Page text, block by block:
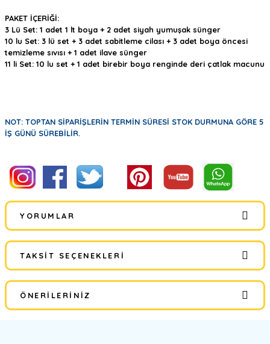
PAKET İÇERİĞİ:
3 Lü Set: 1 adet 1 lt boya + 2 adet siyah yumuşak sünger
10 lu Set: 3 lü set + 3 adet sabitleme cilası + 3 adet boya öncesi
temizleme sıvısı + 1 adet ilave sünger
11 li Set: 10 lu set + 1 adet birebir boya renginde deri çatlak macunu
NOT: TOPTAN SİPARİŞLERİN TERMİN SÜRESİ STOK DURMUNA GÖRE 5
İŞ GÜNÜ SÜREBİLİR.
YORUMLAR
Bu ürüne ilk yorumu siz yapın!
Yorum Yaz
TAKSIT SEÇENEKLERI
ÖNERILERINIZ